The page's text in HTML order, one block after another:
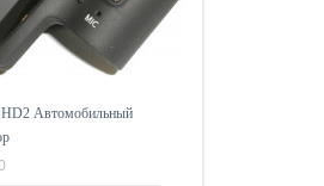
Автомобильный